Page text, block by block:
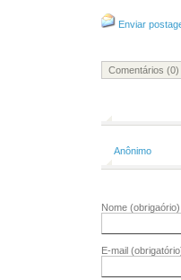
Enviar
Comentários (0)
Anônimo
Nome (obrigaório)
E-mail